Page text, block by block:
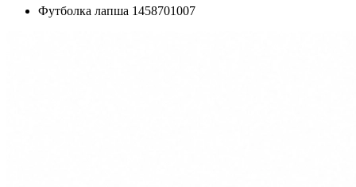
Футболка лапша 1458701007